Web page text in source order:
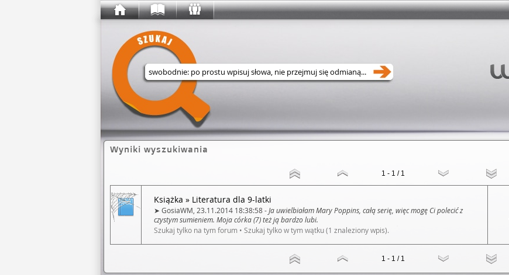
Wyszukaj w serwisie
Wyniki wyszukiwania
1 - 1 / 1
Książka » Literatura dla 9-latki
➤ GosiaWM 23.11.2014 18:38:58 - Ja uwielbiałam Mary Poppins, całą serię, więc mogę Ci polecić z
czystym sumieniem. Moja córka (7) też ją bardzo lubi.
Szukaj tylko na tym forum • Szukaj tylko w tym wątku (1 znaleziony wpis).
1 - 1 / 1